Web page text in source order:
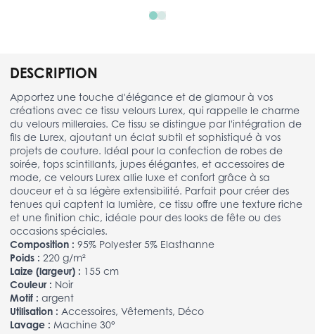
DESCRIPTION
Apportez une touche d'élégance et de glamour à vos
créations avec ce tissu velours Lurex, qui rappelle le charme
du velours milleraies. Ce tissu se distingue par l'intégration de
fils de Lurex, ajoutant un éclat subtil et sophistiqué à vos
projets de couture. Idéal pour la confection de robes de
soirée, tops scintillants, jupes élégantes, et accessoires de
mode, ce velours Lurex allie luxe et confort grâce à sa
douceur et à sa légère extensibilité. Parfait pour créer des
tenues qui captent la lumière, ce tissu offre une texture riche
et une finition chic, idéale pour des looks de fête ou des
occasions spéciales.
Composition : 95% Polyester 5% Elasthanne
Poids : 220 g/m²
Laize (largeur) : 155 cm
Couleur : Noir
Motif : argent
Utilisation : Accessoires, Vêtements, Déco
Lavage : Machine 30°